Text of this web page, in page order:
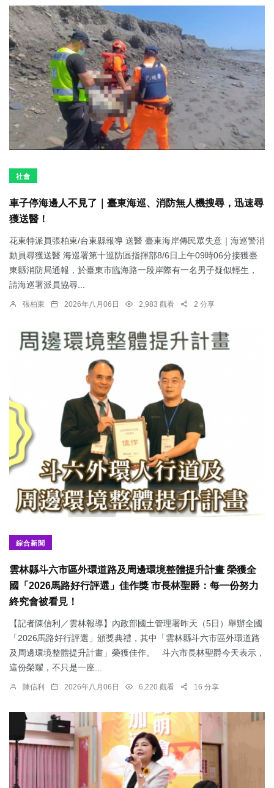
社會
車子停海邊人不見了｜臺東海巡、消防無人機搜尋，迅速尋
獲送醫！
花東特派員張柏東/台東縣報導 送醫 臺東海岸傳民眾失意｜海巡警消
動員尋獲送醫 海巡署第十巡防區指揮部8/6日上午09時06分接獲臺
東縣消防局通報，於臺東市臨海路一段岸際有一名男子疑似輕生，
請海巡署派員協尋...
張柏東 2026年八月06日 2,983 觀看 2 分享
綜合新聞
雲林縣斗六市區外環道路及周邊環境整體提升計畫 榮獲全
國「2026馬路好行評選」佳作獎 市長林聖爵：每一份努力
終究會被看見！
【記者陳信利／雲林報導】內政部國土管理署昨天（5日）舉辦全國
「2026馬路好行評選」頒獎典禮，其中「雲林縣斗六市區外環道路
及周邊環境整體提升計畫」榮獲佳作。 斗六市長林聖爵今天表示，
這份榮耀，不只是一座...
陳信利 2026年八月06日 6,220 觀看 16 分享